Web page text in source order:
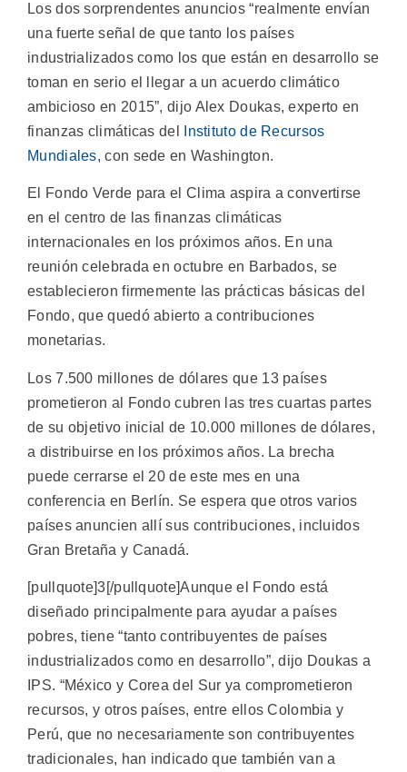
Los dos sorprendentes anuncios “realmente envían
una fuerte señal de que tanto los países
industrializados como los que están en desarrollo se
toman en serio el llegar a un acuerdo climático
ambicioso en 2015”, dijo Alex Doukas, experto en
finanzas climáticas del
Instituto de Recursos
Mundiales, con sede en Washington.
El Fondo Verde para el Clima aspira a convertirse
en el centro de las finanzas climáticas
internacionales en los próximos años. En una
reunión celebrada en octubre en Barbados, se
establecieron firmemente las prácticas básicas del
Fondo, que quedó abierto a contribuciones
monetarias.
Los 7.500 millones de dólares que 13 países
prometieron al Fondo cubren las tres cuartas partes
de su objetivo inicial de 10.000 millones de dólares,
a distribuirse en los próximos años. La brecha
puede cerrarse el 20 de este mes en una
conferencia en Berlín. Se espera que otros varios
países anuncien allí sus contribuciones, incluidos
Gran Bretaña y Canadá.
[pullquote]3[/pullquote]Aunque el Fondo está
diseñado principalmente para ayudar a países
pobres, tiene “tanto contribuyentes de países
industrializados como en desarrollo”, dijo Doukas a
IPS. “México y Corea del Sur ya comprometieron
recursos, y otros países, entre ellos Colombia y
Perú, que no necesariamente son contribuyentes
tradicionales, han indicado que también van a